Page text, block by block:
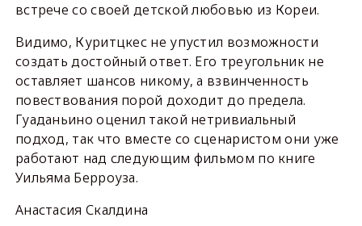
встрече со своей детской любовью из Кореи.
Видимо, Куритцкес не упустил возможности
создать достойный ответ. Его треугольник не
оставляет шансов никому, а взвинченность
повествования порой доходит до предела.
Гуаданьино оценил такой нетривиальный
подход, так что вместе со сценаристом они уже
работают над следующим фильмом по книге
Уильяма Берроуза.
Анастасия Скалдина